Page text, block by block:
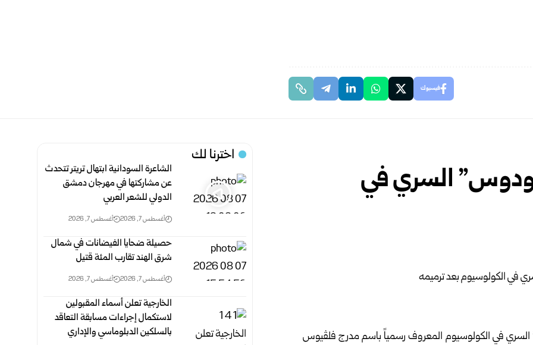
فيسبوك
السري في
في الكولوسيوم المعروف رسمياً باسم مدرج فلڤيوس
اخترنا لك
الشاعرة السودانية ابتهال تريتر تتحدث
عن مشاركتها في مهرجان دمشق
الدولي للشعر العربي
أغسطس 7, 2026 أغسطس 7, 2026
حصيلة ضحايا الفيضانات في شمال
شرق الهند تقارب المئة قتيل
أغسطس 7, 2026 أغسطس 7, 2026
الخارجية تعلن أسماء المقبولين
لاستكمال إجراءات مسابقة التعاقد
بالسلكين ‏الدبلوماسي والإداري